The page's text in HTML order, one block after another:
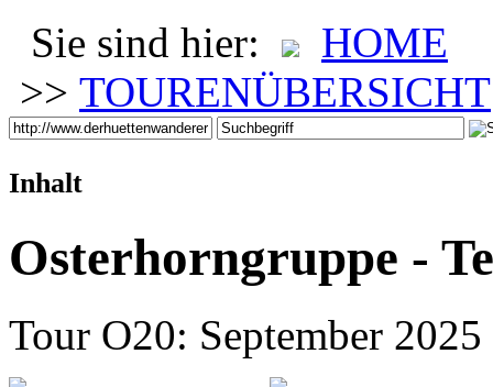
Sie sind hier:
HOME
>> TOURENÜBERSICHT
Inhalt
Osterhorngruppe -
Tour O20: September 2025